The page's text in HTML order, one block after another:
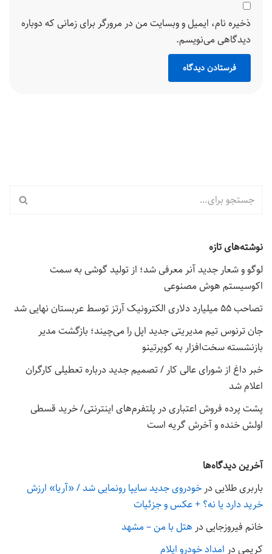
ذخیره نام، ایمیل و وبسایت من در مرورگر برای زمانی که دوباره
دیدگاهی می‌نویسم.
نوشته‌های تازه
لوگو و شعار جدید آنر معرفی شد؛ از تولید گوشی به سمت
اکوسیستم هوش مصنوعی
تصاحب ۵۵ میلیارد دلاری الکترونیک آرتز توسط عربستان نهایی شد
جان ترنوس تیم مدیریتی جدید اپل را می‌چیند؛ بازگشت مدیر
بازنشسته سخت‌افزار به کوپرتینو
خبر داغ از شورای عالی کار / تصمیم جدید درباره تعطیلی کارگران
اعلام شد
پشت پرده فروش اعتباری در پلتفرم‌های اینترنتی/ خرید قسطی
اولش خنده و آخرش گریه است
آخرین دیدگاه‌ها
باربری طلایی در خودروی جدید سایپا رونمایی شد / «آریا» ارزش
خرید دارد یا نه؟ + عکس و جزئیات
خانم فیروزجایی در هتل با من – مشهد
کریمی در امداد خودرو ایلام